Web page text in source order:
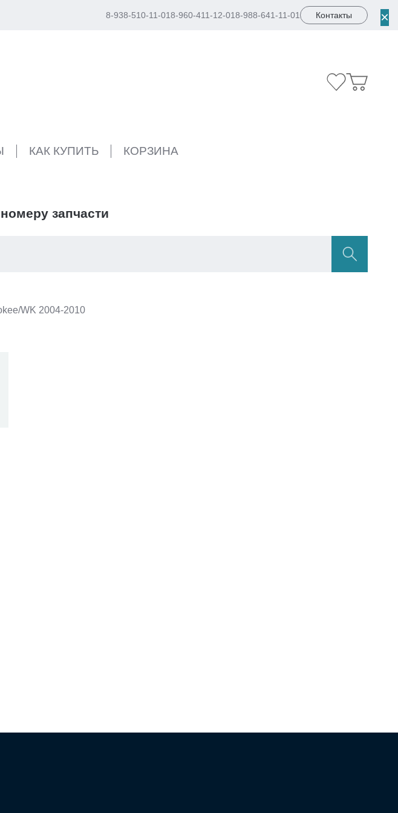
8-938-510-11-018-960-411-12-018-988-641-11-01 Контакты
КАК КУПИТЬ КОРЗИНА
×
запчасти
WK 2004-2010